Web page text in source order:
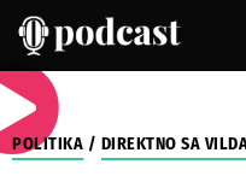
POLITIKA / DIREKTNO SA